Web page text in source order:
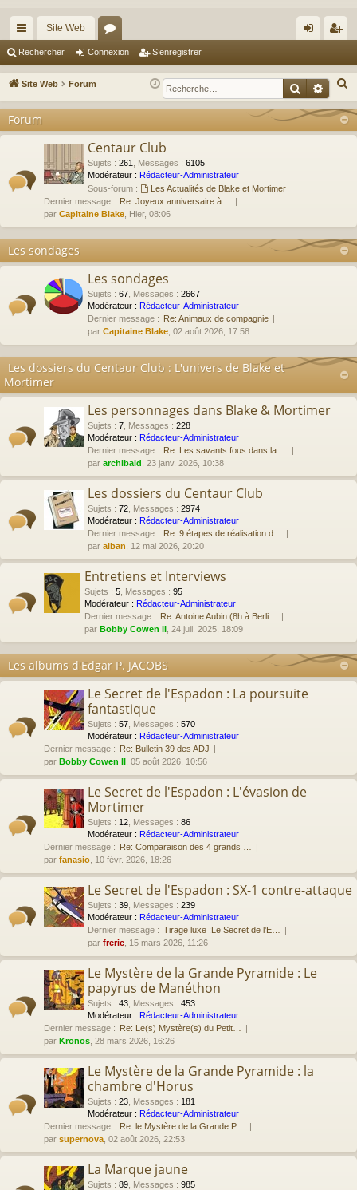
cc
ès
ra
pi
Site Web
or
u
m
ne
xi
nr
eg
ist
Rechercher Connexion S’enregistrer
Site Web Forum
e
h
r
Forum
Centaur Club
Sujets : 261 Messages : 6105
Modérateur : Rédacteur-Administrateur
Sous-forum :
Les Actualités de Blake et Mortimer
Dernier message : Re: Joyeux anniversaire à ...
par Capitaine Blake , Hier, 08:06
Les sondages
Les sondages
Sujets : 67 Messages : 2667
Modérateur : Rédacteur-Administrateur
Dernier message : Re: Animaux de compagnie
par Capitaine Blake , 02 août 2026, 17:58
Les dossiers du Centaur Club : L'univers de Blake et
Mortimer
Les personnages dans Blake & Mortimer
Sujets : 7 Messages : 228
Modérateur : Rédacteur-Administrateur
Dernier message : Re: Les savants fous dans la …
par archibald , 23 janv. 2026, 10:38
Les dossiers du Centaur Club
Sujets : 72 Messages : 2974
Modérateur : Rédacteur-Administrateur
Dernier message : Re: 9 étapes de réalisation d…
par alban , 12 mai 2026, 20:20
Entretiens et Interviews
Sujets : 5 Messages : 95
Modérateur : Rédacteur-Administrateur
Dernier message : Re: Antoine Aubin (8h à Berli…
par Bobby Cowen II , 24 juil. 2025, 18:09
Les albums d'Edgar P. JACOBS
Le Secret de l'Espadon : La poursuite
fantastique
Sujets : 57 Messages : 570
Modérateur : Rédacteur-Administrateur
Dernier message : Re: Bulletin 39 des ADJ
par Bobby Cowen II , 05 août 2026, 10:56
Le Secret de l'Espadon : L'évasion de
Mortimer
Sujets : 12 Messages : 86
Modérateur : Rédacteur-Administrateur
Dernier message : Re: Comparaison des 4 grands …
par fanasio , 10 févr. 2026, 18:26
Le Secret de l'Espadon : SX-1 contre-attaque
Sujets : 39 Messages : 239
Modérateur : Rédacteur-Administrateur
Dernier message : Tirage luxe :Le Secret de l'E…
par freric , 15 mars 2026, 11:26
Le Mystère de la Grande Pyramide : Le
papyrus de Manéthon
Sujets : 43 Messages : 453
Modérateur : Rédacteur-Administrateur
Dernier message : Re: Le(s) Mystère(s) du Petit…
par Kronos , 28 mars 2026, 16:26
Le Mystère de la Grande Pyramide : la
chambre d'Horus
Sujets : 23 Messages : 181
Modérateur : Rédacteur-Administrateur
Dernier message : Re: le Mystère de la Grande P…
par supernova , 02 août 2026, 22:53
La Marque jaune
Sujets : 89 Messages : 985